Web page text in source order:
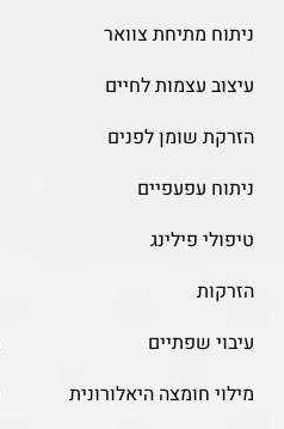
ניתוח מתיחת צוואר
עיצוב עצמות לחיים
הזרקת שומן לפנים
ניתוח עפעפיים
טיפולי פילינג
הזרקות
עיבוי שפתיים
מילוי חומצה היאלורונית